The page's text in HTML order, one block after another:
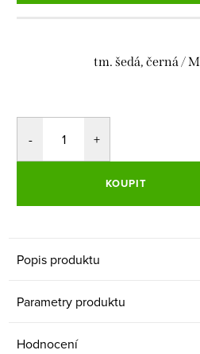
tm. šedá, černá / M
KOUPIT
Popis produktu
Parametry produktu
Hodnocení